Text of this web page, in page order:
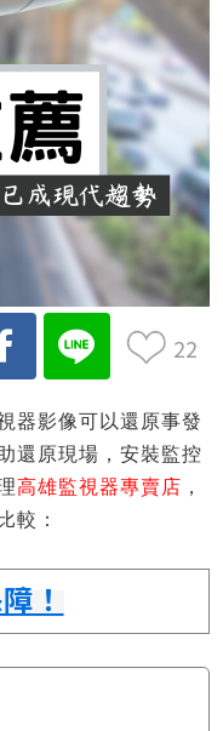
22
器影像可以還原事發
還原現場，安裝監控
高雄監視器專賣店 ，
較：
！